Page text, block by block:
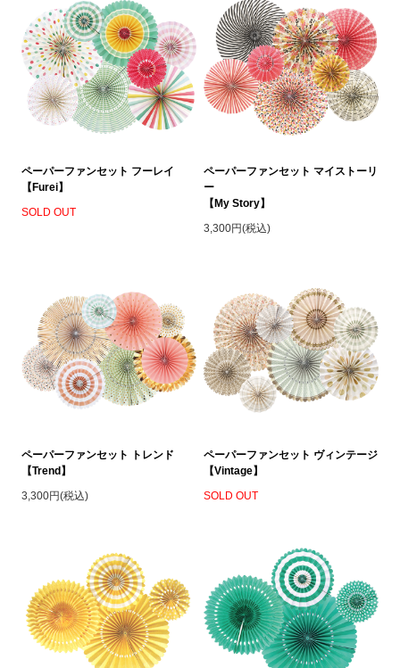
ペーパーファンセット フーレイ
【Furei】
SOLD OUT
ペーパーファンセット マイストーリ
ー
【My Story】
3,300円(税込)
ペーパーファンセット トレンド
【Trend】
3,300円(税込)
ペーパーファンセット ヴィンテージ
【Vintage】
SOLD OUT